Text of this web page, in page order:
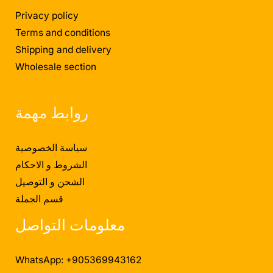
Privacy policy
Terms and conditions
Shipping and delivery
Wholesale section
روابط مهمة
سياسة الخصوصية
الشروط و الاحكام
الشحن و التوصيل
قسم الجملة
معلومات التواصل
WhatsApp: +905369943162